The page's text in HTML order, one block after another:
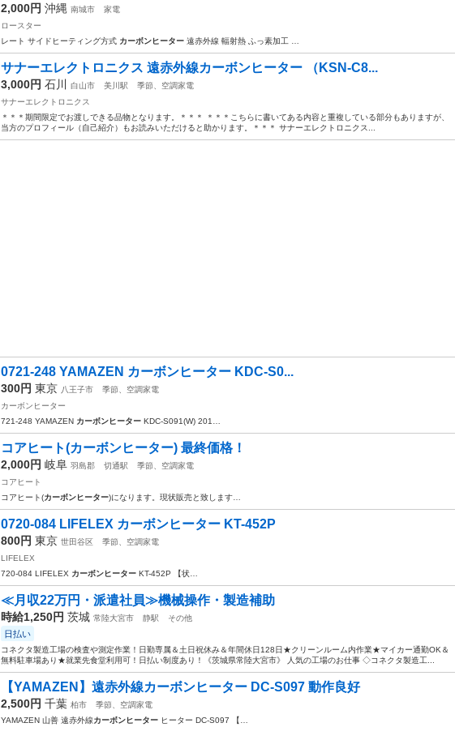
2,000円 沖縄 南城市
家電
ロースター
レート サイドヒーティング方式 カーボンヒーター 遠赤外線 輻射熱 ふっ素加工 …
サナーエレクトロニクス 遠赤外線カーボンヒーター （KSN-C8...
3,000円 石川 白山市 美川駅
季節、空調家電
サナーエレクトロニクス
＊＊＊期間限定でお渡しできる品物となります。＊＊＊ ＊＊＊こちらに書いてある内容と重複している部分もありますが、
当方のプロフィール（自己紹介）もお読みいただけると助かります。＊＊＊ サナーエレクトロニクス...
0721-248 YAMAZEN カーボンヒーター KDC-S0...
300円 東京 八王子市
季節、空調家電
カーボンヒーター
721-248 YAMAZEN カーボンヒーター KDC-S091(W) 201…
コアヒート(カーボンヒーター) 最終価格！
2,000円 岐阜 羽島郡 切通駅
季節、空調家電
コアヒート
コアヒート(カーボンヒーター)になります。現状販売と致します…
0720-084 LIFELEX カーボンヒーター KT-452P
800円 東京 世田谷区
季節、空調家電
LIFELEX
720-084 LIFELEX カーボンヒーター KT-452P 【状…
≪月収22万円・派遣社員≫機械操作・製造補助
時給1,250円 茨城 常陸大宮市 静駅 その他
日払い
コネクタ製造工場の検査や測定作業！日勤専属＆土日祝休み＆年間休日128日★クリーンルーム内作業★マイカー通勤OK＆
無料駐車場あり★就業先食堂利用可！日払い制度あり！《茨城県常陸大宮市》 人気の工場のお仕事 ◇コネクタ製造工...
【YAMAZEN】遠赤外線カーボンヒーター DC-S097 動作良好
2,500円 千葉 柏市
季節、空調家電
YAMAZEN 山善 遠赤外線カーボンヒーター ヒーター DC-S097 【…